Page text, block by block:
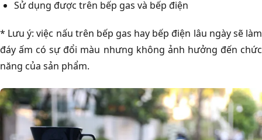
Sử dụng được trên bếp gas và bếp điện
* Lưu ý: việc nấu trên bếp gas hay bếp điện lâu ngày sẽ làm
đáy ấm có sự đổi màu nhưng không ảnh hưởng đến chức
năng của sản phẩm.